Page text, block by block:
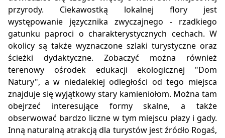
przyrody. Ciekawostką lokalnej flory jest
występowanie języcznika zwyczajnego - rzadkiego
gatunku paproci o charakterystycznych cechach. W
okolicy są także wyznaczone szlaki turystyczne oraz
ścieżki dydaktyczne. Zobaczyć można również
terenowy ośrodek edukacji ekologicznej "Dom
Natury", a w niedalekiej odległości od tego miejsca
znajduje się wyjątkowy stary kamieniołom. Można tam
obejrzeć interesujące formy skalne, a także
obserwować bardzo liczne w tym miejscu płazy i gady.
Inną naturalną atrakcją dla turystów jest źródło Rogaś,